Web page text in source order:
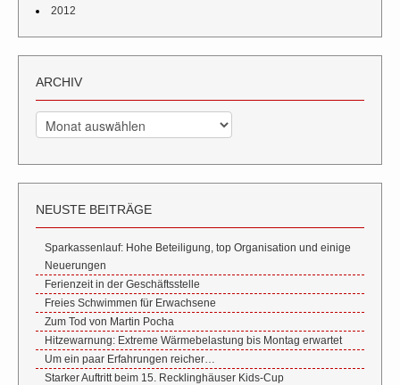
2012
ARCHIV
Archiv
NEUSTE BEITRÄGE
Sparkassenlauf: Hohe Beteiligung, top Organisation und einige
Neuerungen
Ferienzeit in der Geschäftsstelle
Freies Schwimmen für Erwachsene
Zum Tod von Martin Pocha
Hitzewarnung: Extreme Wärmebelastung bis Montag erwartet
Um ein paar Erfahrungen reicher…
Starker Auftritt beim 15. Recklinghäuser Kids-Cup